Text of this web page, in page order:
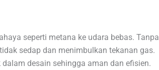
seperti metana ke udara bebas. Tanpa
sedap dan menimbulkan tekanan gas.
desain sehingga aman dan efisien.